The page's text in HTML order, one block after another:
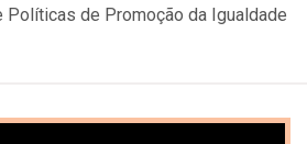
Políticas de Promoção da Igualdade